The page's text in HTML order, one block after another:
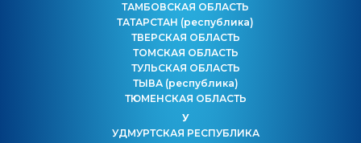
ТАМБОВСКАЯ ОБЛАСТЬ
ТАТАРСТАН (республика)
ТВЕРСКАЯ ОБЛАСТЬ
ТОМСКАЯ ОБЛАСТЬ
ТУЛЬСКАЯ ОБЛАСТЬ
ТЫВА (республика)
ТЮМЕНСКАЯ ОБЛАСТЬ
У
УДМУРТСКАЯ РЕСПУБЛИКА